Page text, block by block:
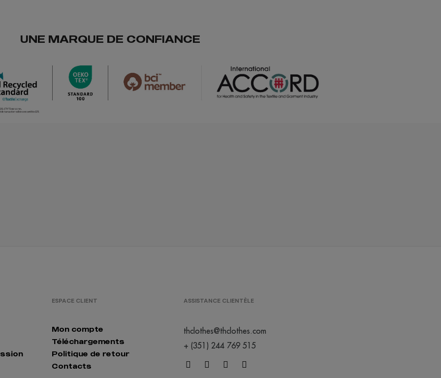
UNE MARQUE DE CONFIANCE
ESPACE CLIENT
Mon compte
Téléchargements
Politique de retour
Contacts
ASSISTANCE CLIENTÈLE
thclothes@thclothes.com
+ (351) 244 769 515